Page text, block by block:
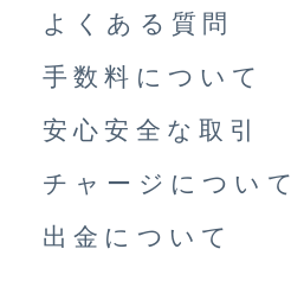
よくある質問
手数料について
安心安全な取引
チャージについて
出金について